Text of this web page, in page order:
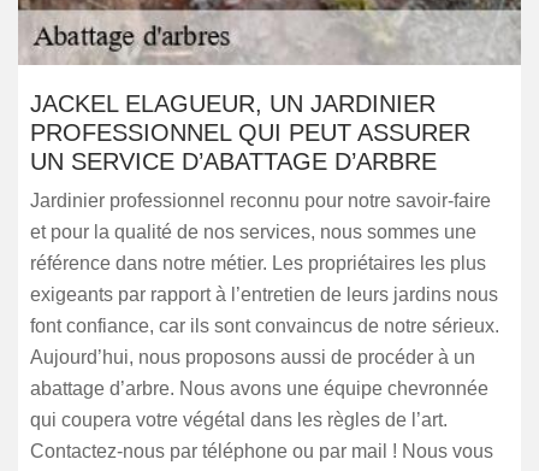
JACKEL ELAGUEUR, UN JARDINIER
PROFESSIONNEL QUI PEUT ASSURER
UN SERVICE D’ABATTAGE D’ARBRE
Jardinier professionnel reconnu pour notre savoir-faire
et pour la qualité de nos services, nous sommes une
référence dans notre métier. Les propriétaires les plus
exigeants par rapport à l’entretien de leurs jardins nous
font confiance, car ils sont convaincus de notre sérieux.
Aujourd’hui, nous proposons aussi de procéder à un
abattage d’arbre. Nous avons une équipe chevronnée
qui coupera votre végétal dans les règles de l’art.
Contactez-nous par téléphone ou par mail ! Nous vous